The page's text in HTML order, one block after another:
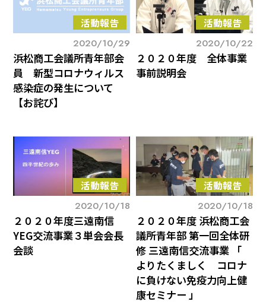
活動報告
2020/10/29
浜松商工会議所青年部会
員 新型コロナウィルス
感染症の発生について
【お詫び】
活動報告
2020/10/22
２０２０年度 全体事業
事前説明会
活動報告
2020/10/18
２０２０年度三遠南信
YEG交流事業３単会会長
会談
活動報告
2020/10/18
２０２０年度 浜松商工会
議所青年部 第一回全体研
修 三遠南信交流事業 「
よりたくましく コロナ
に負けない免疫力向上健
康セミナー 」